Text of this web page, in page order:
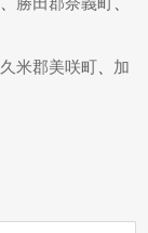
久米郡美咲町
加